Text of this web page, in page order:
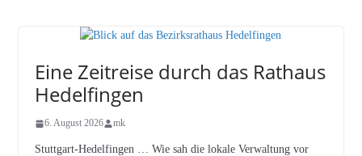
Eine Zeitreise durch das Rathaus
Hedelfingen
6. August 2026 mk
Stuttgart-Hedelfingen … Wie sah die lokale Verwaltung vor